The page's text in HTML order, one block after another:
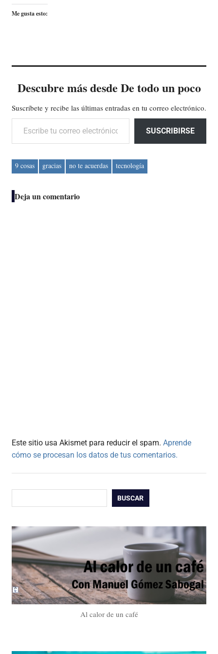
Me gusta esto:
Descubre más desde De todo un poco
Suscríbete y recibe las últimas entradas en tu correo electrónico.
Escribe tu correo electrónico…
SUSCRIBIRSE
9 cosas gracias no te acuerdas tecnología
Deja un comentario
Este sitio usa Akismet para reducir el spam. Aprende
cómo se procesan los datos de tus comentarios.
BUSCAR
Al calor de un café